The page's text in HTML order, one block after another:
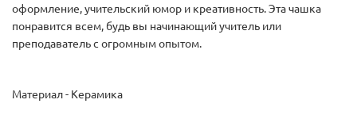
оформление, учительский юмор и креативность. Эта чашка
понравится всем, будь вы начинающий учитель или
преподаватель с огромным опытом.
Материал - Керамика